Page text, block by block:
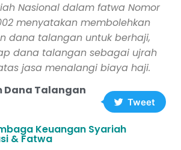
Nasional dalam fatwa Nomor
menyatakan membolehkan
dana talangan untuk berhaji,
dana talangan sebagai ujrah
jasa menalangi biaya haji.
Dana Talangan
Tweet
Keuangan Syariah
& Fatwa